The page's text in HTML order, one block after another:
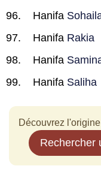
Hanifa
Hanifa Rakia
Hanifa
Hanifa Saliha
Découvrez
Rechercher